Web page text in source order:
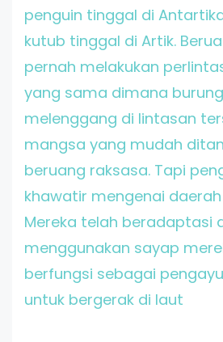
penguin tinggal di
kutub tinggal di Artik.
pernah melakukan
yang sama dimana
melenggang di lintasan
mangsa yang mudah
beruang raksasa. Tapi
khawatir mengenai
Mereka telah beradaptasi
menggunakan sayap
berfungsi sebagai
untuk bergerak di laut